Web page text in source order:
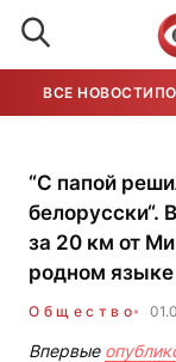
ВСЕ НОВОСТИ
“С папой
белорусски“.
за 20 км от
родном языке
Общество
Впервые